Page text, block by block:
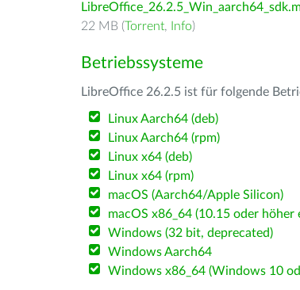
22 MB (Torrent, Info)
Betriebssysteme
LibreOffice 26.2.5 ist für folgende
Linux Aarch64 (deb)
Linux Aarch64 (rpm)
Linux x64 (deb)
Linux x64 (rpm)
macOS (Aarch64/Apple Silicon)
macOS x86_64 (10.15 oder
Windows (32 bit, deprecated)
Windows Aarch64
Windows x86_64 (Windows 10